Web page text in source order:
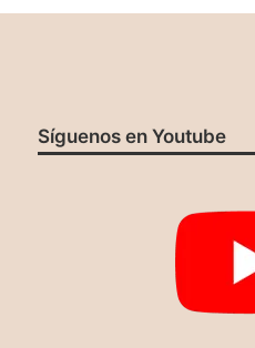
Síguenos en Youtube